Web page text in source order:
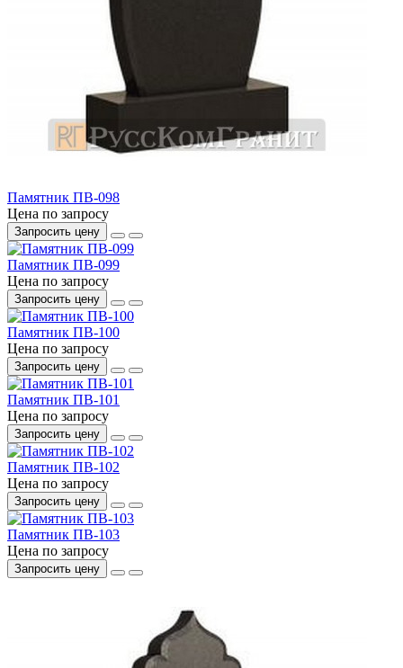
Памятник ПВ-098
Цена по запросу
Запросить цену
Памятник ПВ-099
Цена по запросу
Запросить цену
Памятник ПВ-100
Цена по запросу
Запросить цену
Памятник ПВ-101
Цена по запросу
Запросить цену
Памятник ПВ-102
Цена по запросу
Запросить цену
Памятник ПВ-103
Цена по запросу
Запросить цену